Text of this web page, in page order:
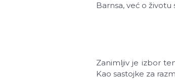
Barnsa, već o životu
Zanimljiv je izbor
Kao sastojke za